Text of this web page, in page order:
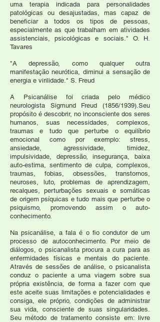
uma terapia indicada para personalidades
patológicas ou desajustadas, mas capaz de
beneficiar a todos os tipos de pessoas,
especialmente as que trabalham em atividades
assistenciais, psicológicas e sociais." O. H.
Tavares
"A depressão, como qualquer outra
manifestação neurótica, diminui a sensação de
energia e virilidade." S. Freud
A Psicanálise foi criada pelo médico
neurologista Sigmund Freud (1856/1939).Seu
propósito é descobrir, no inconsciente dos seres
humanos, suas necessidades, complexos,
traumas e tudo que perturbe o equilíbrio
emocional como por exemplo: stress,
ansiedade, agressividade, timidez,
impulsividade, depressão, insegurança, baixa
auto-estima, sentimento de culpa, complexos,
traumas, fobias, obsessões, transtornos,
neuroses, luto, problemas de aprendizagem,
recalques, perturbações sexuais e somáticas
de origem psíquicas e tudo mais que perturbe o
psiquismo, promovendo assim o auto-
conhecimento.
Na psicanálise, a fala é o fio condutor de um
processo de autoconhecimento. Por meio de
diálogos, o psicanalista procura a cura para as
enfermidades físicas e mentais do paciente.
Através de sessões de análise, o psicanalista
conduz o paciente a uma viagem sobre sua
própria existência, de forma a fazer com que
este aceite suas limitações e potencialidades e
consiga, ele próprio, condições de administrar
sua vida, consciente de suas singularidades.
Seu método de tratamento consiste em: livre